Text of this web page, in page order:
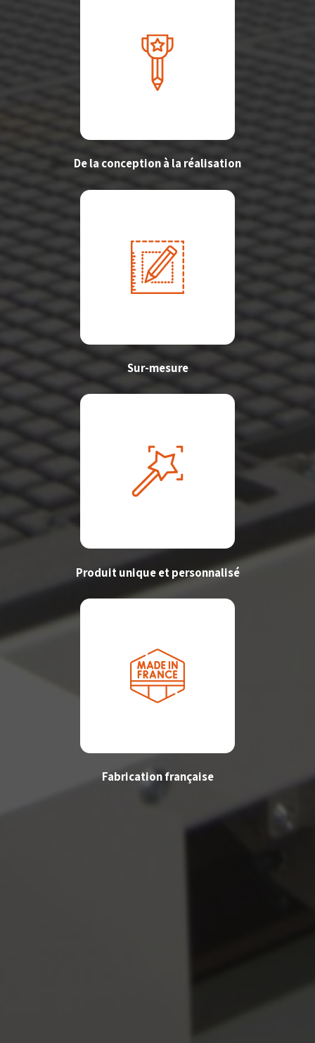
De la conception à la réalisation
Sur-mesure
Produit unique et personnalisé
Fabrication française